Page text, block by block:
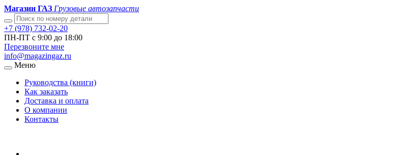
Магазин ГАЗ Грузовые автозапчасти
+7 (978) 732-02-20
ПН-ПТ с 9:00 до 18:00
Перезвоните мне
info@magazingaz.ru
Меню
Руководства (книги)
Как заказать
Доставка и оплата
О компании
Контакты